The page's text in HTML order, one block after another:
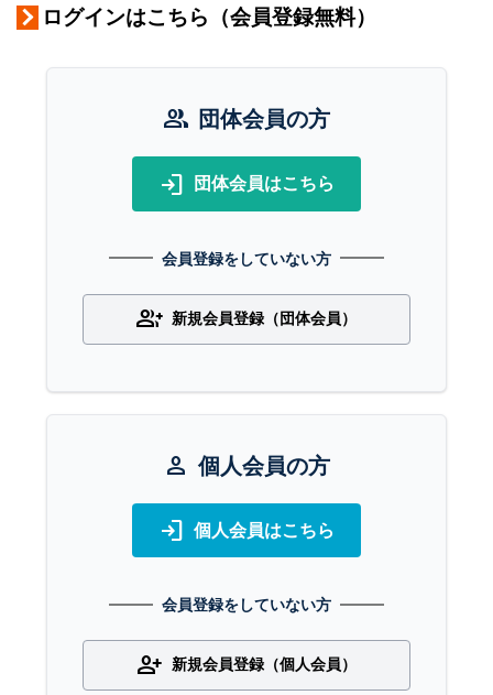
ログインはこちら（会員登録無料）
group 団体会員の方
login 団体会員はこちら
会員登録をしていない方
group_add 新規会員登録（団体会員）
person 個人会員の方
login 個人会員はこちら
会員登録をしていない方
person_add 新規会員登録（個人会員）